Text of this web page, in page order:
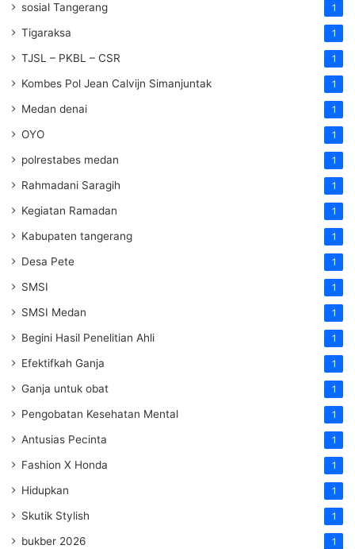
sosial Tangerang 1
Tigaraksa 1
TJSL – PKBL – CSR 1
Kombes Pol Jean Calvijn Simanjuntak 1
Medan denai 1
OYO 1
polrestabes medan 1
Rahmadani Saragih 1
Kegiatan Ramadan 1
Kabupaten tangerang 1
Desa Pete 1
SMSI 1
SMSI Medan 1
Begini Hasil Penelitian Ahli 1
Efektifkah Ganja 1
Ganja untuk obat 1
Pengobatan Kesehatan Mental 1
Antusias Pecinta 1
Fashion X Honda 1
Hidupkan 1
Skutik Stylish 1
bukber 2026 1